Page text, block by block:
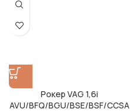
Рокер VAG 1,6i
AVU/BFQ/BGU/BSE/BSF/CCSA